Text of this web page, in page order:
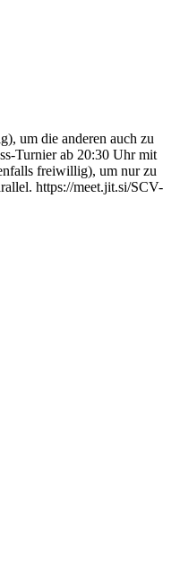
um die anderen auch zu
Turnier ab 20:30 Uhr mit
freiwillig), um nur zu
https://meet.jit.si/SCV-